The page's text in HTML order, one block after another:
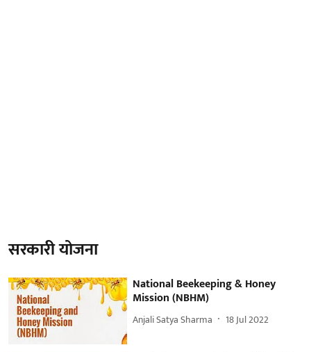
सरकारी योजना
National Beekeeping & Honey
Mission (NBHM)
Anjali Satya Sharma 18 Jul 2022